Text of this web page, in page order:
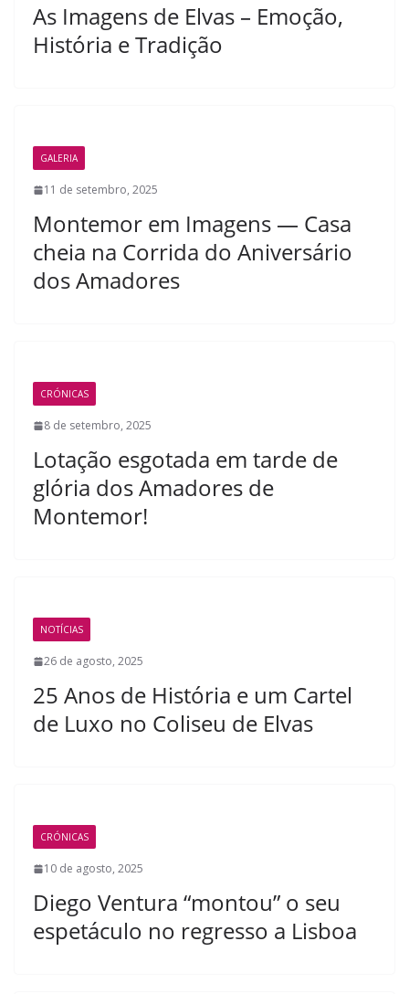
As Imagens de Elvas – Emoção,
História e Tradição
GALERIA
11 de setembro, 2025
Montemor em Imagens — Casa
cheia na Corrida do Aniversário
dos Amadores
CRÓNICAS
8 de setembro, 2025
Lotação esgotada em tarde de
glória dos Amadores de
Montemor!
NOTÍCIAS
26 de agosto, 2025
25 Anos de História e um Cartel
de Luxo no Coliseu de Elvas
CRÓNICAS
10 de agosto, 2025
Diego Ventura “montou” o seu
espetáculo no regresso a Lisboa